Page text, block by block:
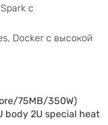
с
Docker с высокой
75MB/350W)
body 2U special heat